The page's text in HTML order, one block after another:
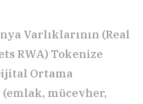
Varlıklarının (Real
RWA) Tokenize
Ortama
(emlak, mücevher,